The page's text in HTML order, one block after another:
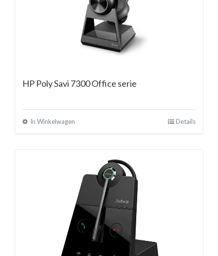
HP Poly Savi 7300 Office serie
In Winkelwagen Details